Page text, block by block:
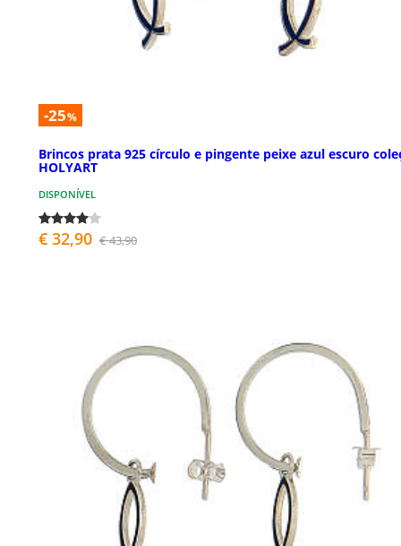
-25%
Brincos prata 925 círculo e pingente peixe azul escuro
HOLYART
DISPONÍVEL
€ 32,90 € 43,90